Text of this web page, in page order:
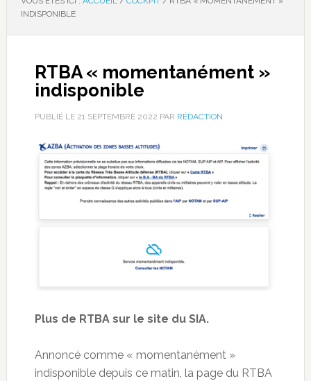
INDISPONIBLE
RTBA « momentanément »
indisponible
PUBLIÉ LE 21 SEPTEMBRE 2022 PAR RÉDACTION
Plus de RTBA sur le site du SIA.
Annoncé comme « momentanément »
indisponible depuis ce matin, la page du RTBA